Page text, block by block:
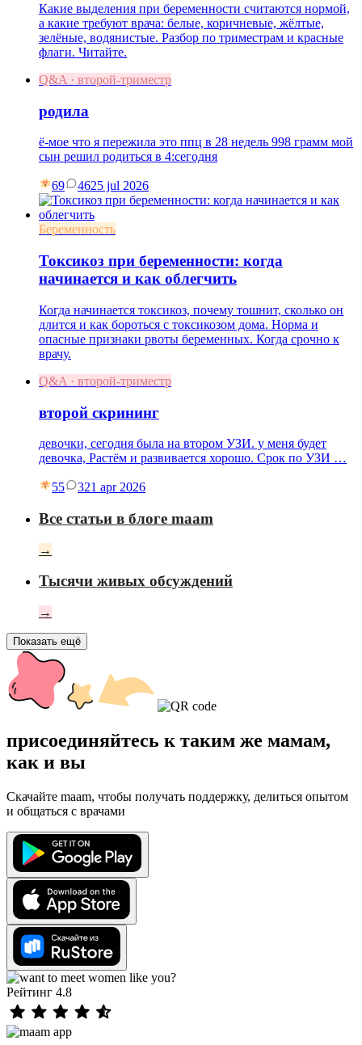
Какие выделения при беременности считаются нормой,
а какие требуют врача: белые, коричневые, жёлтые,
зелёные, водянистые. Разбор по триместрам и красные
флаги. Читайте.
Q&A · второй-триместр
родила
ё-мое что я пережила это ппц в 28 недель 998 грамм мой
сын решил родиться в 4:сегодня
69 4625 jul 2026
Беременность
Токсикоз при беременности: когда
начинается и как облегчить
Когда начинается токсикоз, почему тошнит, сколько он
длится и как бороться с токсикозом дома. Норма и
опасные признаки рвоты беременных. Когда срочно к
врачу.
Q&A · второй-триместр
второй скрининг
девочки, сегодня была на втором УЗИ. у меня будет
девочка, Растём и развивается хорошо. Срок по УЗИ …
55 321 apr 2026
Все статьи в блоге maam
→
Тысячи живых обсуждений
→
Показать ещё
присоединяйтесь к таким же мамам,
как и вы
Скачайте maam, чтобы получать поддержку, делиться опытом
и общаться с врачами
Рейтинг 4.8